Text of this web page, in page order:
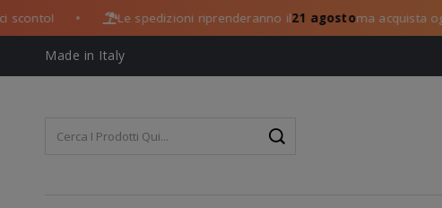
● Le spedizioni riprenderanno il21 agostoma acquista oggi:
Made in Italy